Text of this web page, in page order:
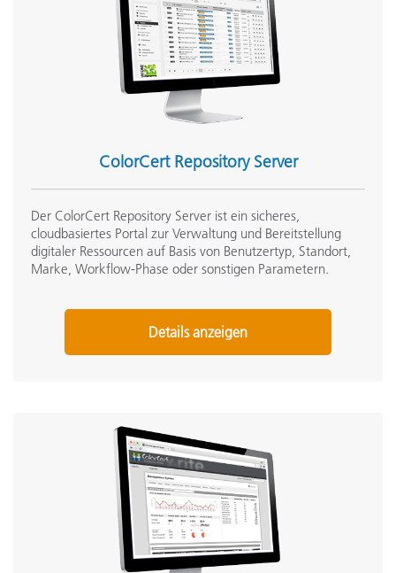
ColorCert Repository Server
Der ColorCert Repository Server ist ein sicheres,
cloudbasiertes Portal zur Verwaltung und Bereitstellung
digitaler Ressourcen auf Basis von Benutzertyp, Standort,
Marke, Workflow-Phase oder sonstigen Parametern.
Details anzeigen